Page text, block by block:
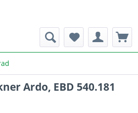
Ardo, EBD 540.181